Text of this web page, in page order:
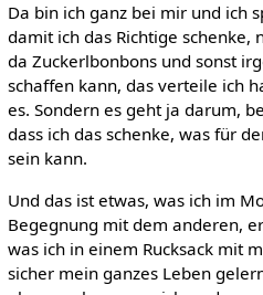
Da bin ich ganz bei mir und ich
damit ich das Richtige schenke,
da Zuckerlbonbons und sonst
schaffen kann, das verteile ich
es. Sondern es geht ja darum,
dass ich das schenke, was für
sein kann.
Und das ist etwas, was ich im
Begegnung mit dem anderen,
was ich in einem Rucksack mit
sicher mein ganzes Leben